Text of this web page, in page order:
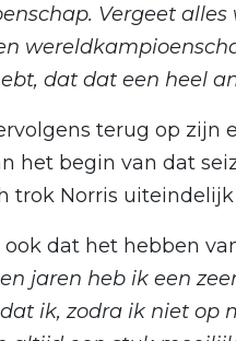
Vergeet
dat dat een heel
terug op zijn
het begin van dat
trok Norris
dat het hebben
jaren heb ik een
ik, zodra ik niet op